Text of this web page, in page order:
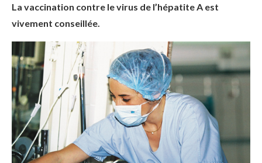
La vaccination contre le virus de l’hépatite A est
vivement conseillée.